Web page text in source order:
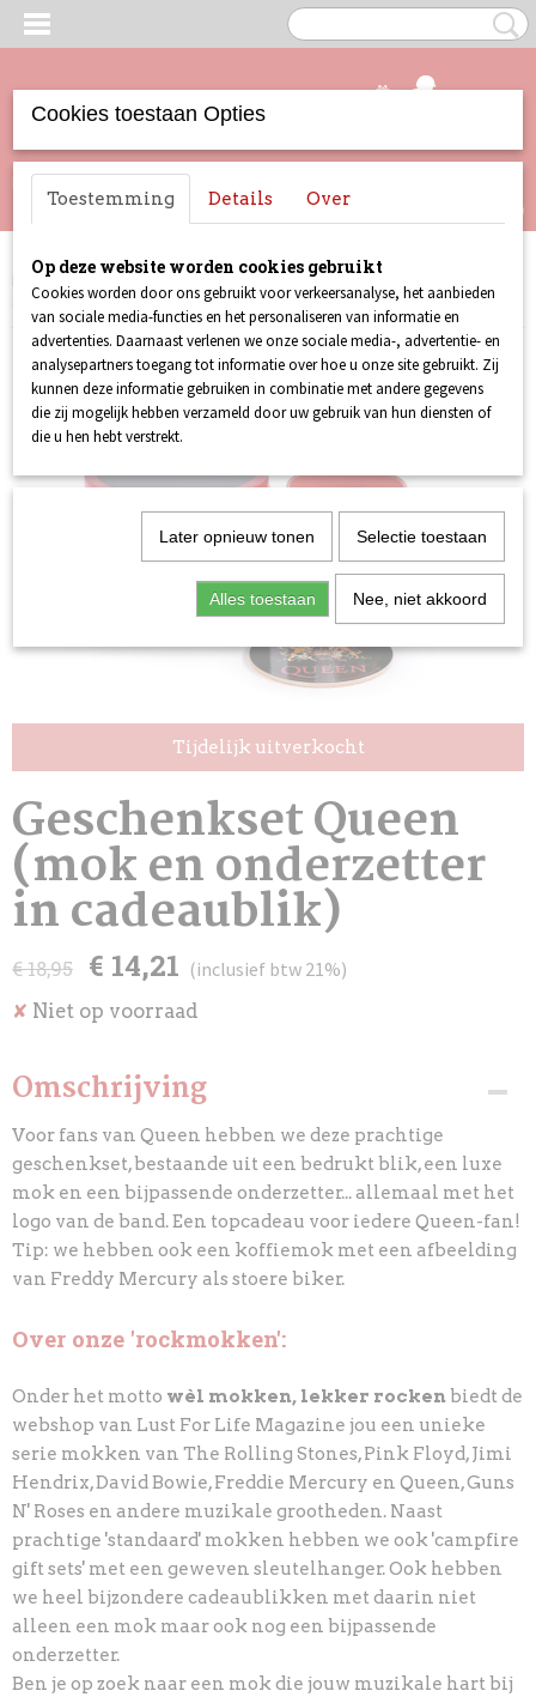
Inloggen Registreren
Geen producten (0)
Home >Merchandise>Mokken >Geschenkset Queen (mok en
onderzetter in cadeaublik)
Tijdelijk uitverkocht
Geschenkset Queen
(mok en onderzetter
in cadeaublik)
€ 18,95 € 14,21 (inclusief btw 21%)
✘ Niet op voorraad
Omschrijving
Voor fans van Queen hebben we deze prachtige
geschenkset, bestaande uit een bedrukt blik, een luxe
mok en een bijpassende onderzetter... allemaal met het
logo van de band. Een topcadeau voor iedere Queen-fan!
Tip: we hebben ook een koffiemok met een afbeelding
van Freddy Mercury als stoere biker.
Over onze 'rockmokken':
Onder het motto wèl mokken, lekker rockenbiedt de
webshop van Lust For Life Magazine jou een unieke
serie mokken van The Rolling Stones, Pink Floyd, Jimi
Hendrix, David Bowie, Freddie Mercury en Queen, Guns
N' Roses en andere muzikale grootheden. Naast
prachtige 'standaard' mokken hebben we ook 'campfire
gift sets' met een geweven sleutelhanger. Ook hebben
we heel bijzondere cadeaublikken met daarin niet
alleen een mok maar ook nog een bijpassende
onderzetter.
Ben je op zoek naar een mok die jouw muzikale hart bij
Cookies toestaan Opties
Toestemming Details Over
Op deze website worden cookies gebruikt
Cookies worden door ons gebruikt voor verkeersanalyse, het aanbieden
van sociale media-functies en het personaliseren van informatie en
advertenties. Daarnaast verlenen we onze sociale media-, advertentie- en
analysepartners toegang tot informatie over hoe u onze site gebruikt. Zij
kunnen deze informatie gebruiken in combinatie met andere gegevens
die zij mogelijk hebben verzameld door uw gebruik van hun diensten of
die u hen hebt verstrekt.
Later opnieuw tonen Selectie toestaan
Alles toestaan Nee, niet akkoord